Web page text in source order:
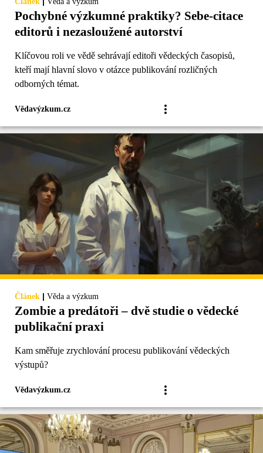
Pochybné výzkumné praktiky? Sebe-citace
editorů i nezasloužené autorství
Klíčovou roli ve vědě sehrávají editoři vědeckých časopisů,
kteří mají hlavní slovo v otázce publikování rozličných
odborných témat.
Vědavýzkum.cz
Článek | Věda a výzkum
Zombie a predátoři – dvě studie o vědecké
publikační praxi
Kam směřuje zrychlování procesu publikování vědeckých
výstupů?
Vědavýzkum.cz